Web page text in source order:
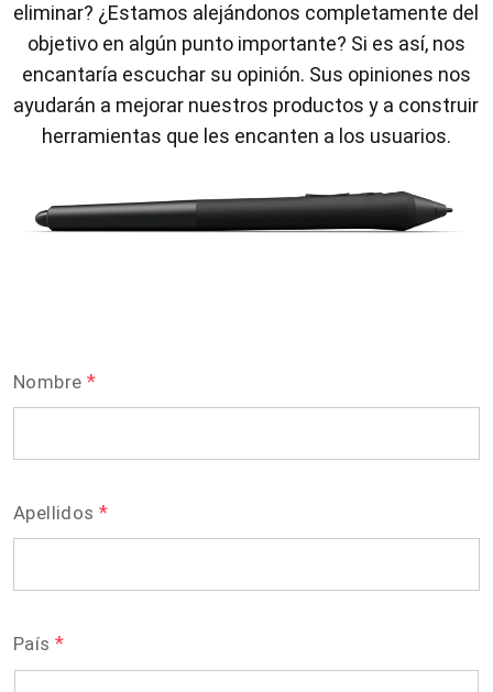
eliminar? ¿Estamos alejándonos completamente del
objetivo en algún punto importante? Si es así, nos
encantaría escuchar su opinión. Sus opiniones nos
ayudarán a mejorar nuestros productos y a construir
herramientas que les encanten a los usuarios.
Nombre *
Apellidos *
País *